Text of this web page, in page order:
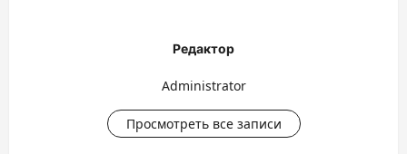
Редактор
Administrator
Просмотреть все записи